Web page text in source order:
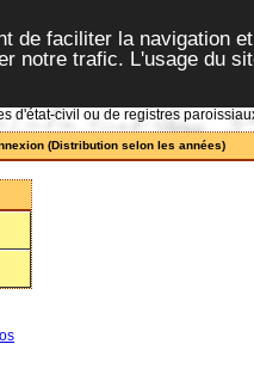
de faciliter la navigation
notre trafic. L'usage du
d'état-civil ou de registres
(Distribution selon les années)